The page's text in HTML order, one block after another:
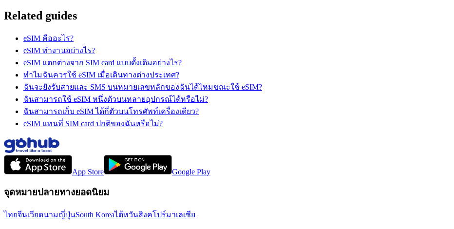
Related guides
eSIM คืออะไร?
eSIM ทำงานอย่างไร?
eSIM แตกต่างจาก SIM card แบบดั้งเดิมอย่างไร?
ทำไมฉันควรใช้ eSIM เมื่อเดินทางต่างประเทศ?
ฉันจะยังรับสายและ SMS บนหมายเลขหลักของฉันได้ไหมขณะใช้ eSIM?
ฉันสามารถใช้ eSIM หนึ่งตัวบนหลายอุปกรณ์ได้หรือไม่?
ฉันสามารถเก็บ eSIM ได้กี่ตัวบนโทรศัพท์เครื่องเดียว?
eSIM แทนที่ SIM card ปกติของฉันหรือไม่?
App Store Google Play
จุดหมายปลายทางยอดนิยม
ไทยจีนเวียดนามญี่ปุ่นSouth Koreaไต้หวันสิงคโปร์มาเลเซีย